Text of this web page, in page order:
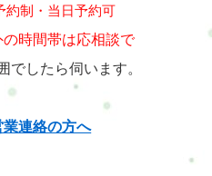
約制・当日予約可
の時間帯は応相談で
でしたら伺います。
業連絡の方へ